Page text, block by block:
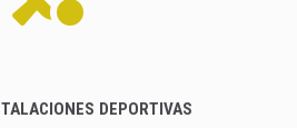
DEPORTIVAS